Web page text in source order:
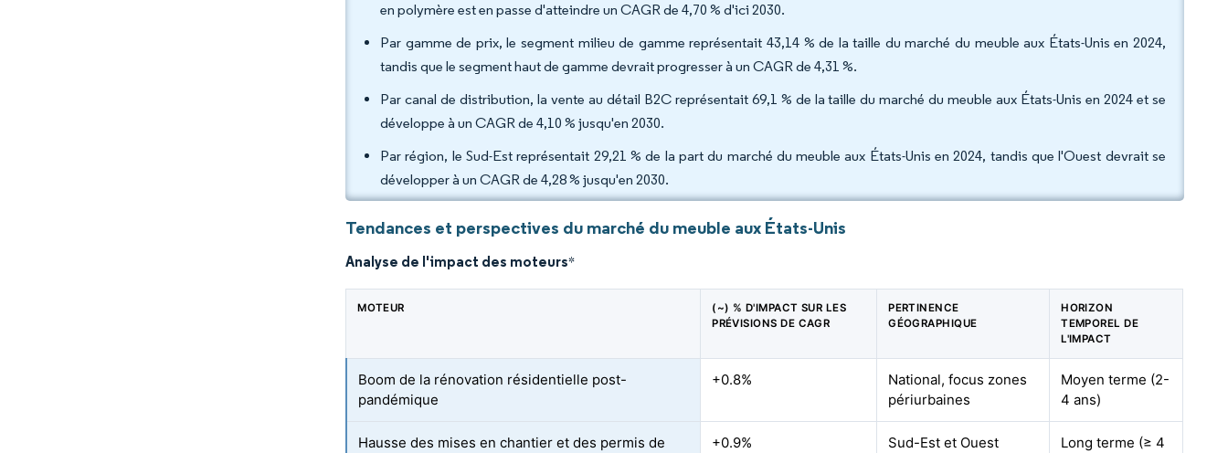
en polymère est en passe d'atteindre un CAGR de 4,70 % d'ici 2030.
Par gamme de prix, le segment milieu de gamme représentait 43,14 % de la taille du marché du meuble aux États-Unis en 2024,
tandis que le segment haut de gamme devrait progresser à un CAGR de 4,31 %.
Par canal de distribution, la vente au détail B2C représentait 69,1 % de la taille du marché du meuble aux États-Unis en 2024 et se
développe à un CAGR de 4,10 % jusqu'en 2030.
Par région, le Sud-Est représentait 29,21 % de la part du marché du meuble aux États-Unis en 2024, tandis que l'Ouest devrait se
développer à un CAGR de 4,28 % jusqu'en 2030.
Tendances et perspectives du marché du meuble aux États-Unis
Analyse de l'impact des moteurs*
MOTEUR
(~) % D'IMPACT SUR LES
PRÉVISIONS DE CAGR
PERTINENCE
GÉOGRAPHIQUE
HORIZON
TEMPOREL DE
L'IMPACT
Boom de la rénovation résidentielle post-
pandémique
+0.8%
National, focus zones
périurbaines
Moyen terme (2-
4 ans)
Hausse des mises en chantier et des permis de
+0.9% Sud-Est et Ouest
Long terme (≥ 4